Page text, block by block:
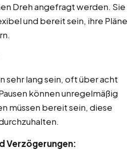
Dreh angefragt werden. Sie
und bereit sein, ihre Pläne
sehr lang sein, oft über acht
können unregelmäßig
müssen bereit sein, diese
Verzögerungen: